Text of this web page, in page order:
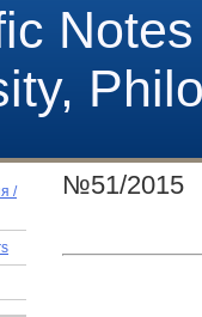
/
№51/2015